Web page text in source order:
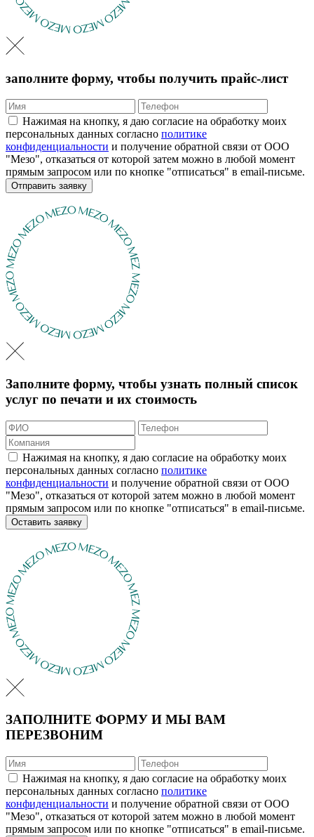
заполните форму, чтобы получить прайс-лист
Нажимая на кнопку, я даю согласие на обработку моих
персональных данных согласно политике
конфиденциальности и получение обратной связи от ООО
"Мезо", отказаться от которой затем можно в любой момент
прямым запросом или по кнопке "отписаться" в email-письме.
Отправить заявку
Заполните форму, чтобы узнать полный список
услуг по печати и их стоимость
Нажимая на кнопку, я даю согласие на обработку моих
персональных данных согласно политике
конфиденциальности и получение обратной связи от ООО
"Мезо", отказаться от которой затем можно в любой момент
прямым запросом или по кнопке "отписаться" в email-письме.
Оставить заявку
ЗАПОЛНИТЕ ФОРМУ И МЫ ВАМ
ПЕРЕЗВОНИМ
Нажимая на кнопку, я даю согласие на обработку моих
персональных данных согласно политике
конфиденциальности и получение обратной связи от ООО
"Мезо", отказаться от которой затем можно в любой момент
прямым запросом или по кнопке "отписаться" в email-письме.